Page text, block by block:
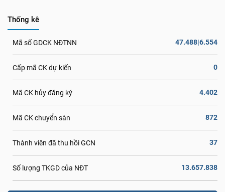
Thống kê
Mã số GDCK NĐTNN 47.488|6.554
Cấp mã CK dự kiến 0
Mã CK hủy đăng ký 4.402
Mã CK chuyển sàn 872
Thành viên đã thu hồi GCN 37
Số lượng TKGD của NĐT 13.657.838